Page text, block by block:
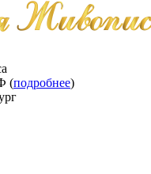
(подробнее)